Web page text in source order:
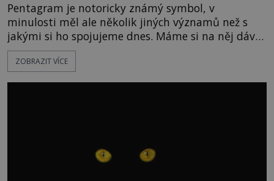
Pentagram je notoricky známý symbol, v
minulosti měl ale několik jiných významů než s
jakými si ho spojujeme dnes. Máme si na něj dávat
pozor nebo nás může chránit? Pravěký člověk
kreslí na stěnu jeskyně mamuta. Na té představě
ZOBRAZIT VÍCE